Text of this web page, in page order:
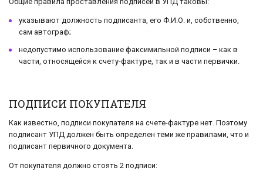
указывают должность подписанта, его Ф.И.О. и, собственно,
сам автограф;
недопустимо использование факсимильной подписи – как в
части, относящейся к счету-фактуре, так и в части первички.
ПОДПИСИ ПОКУПАТЕЛЯ
Как известно, подписи покупателя на счете-фактуре нет. Поэтому
подписант УПД должен быть определен теми же правилами, что и
подписант первичного документа.
От покупателя должно стоять 2 подписи: